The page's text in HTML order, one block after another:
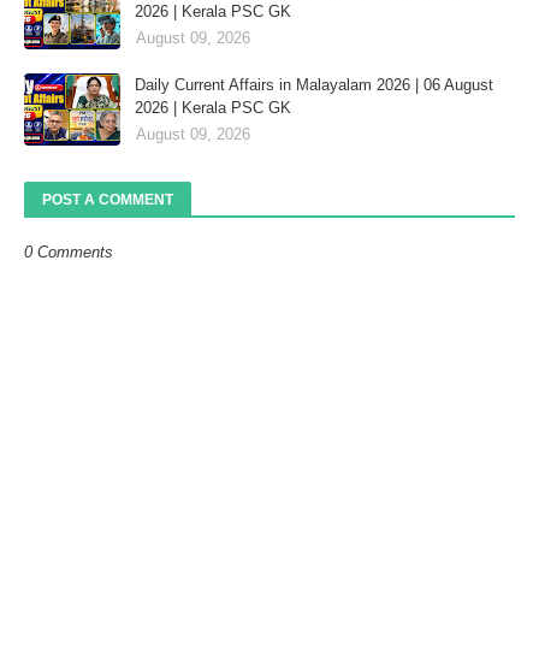
2026 | Kerala PSC GK
August 09, 2026
Daily Current Affairs in Malayalam 2026 | 06 August
2026 | Kerala PSC GK
August 09, 2026
POST A COMMENT
0 Comments